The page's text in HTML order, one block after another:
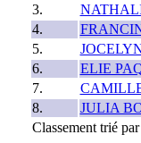
3.
4.
5.
6.
ELIE
7.
8.
JULIA
Classement trié